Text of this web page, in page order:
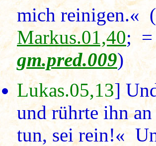
mich reinigen.« (
Markus.01,40;
gm.pred.009)
Lukas.05,13]
und rührte ihn
tun, sei rein!«